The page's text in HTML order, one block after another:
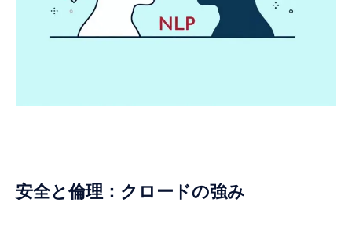
安全と倫理：クロードの強み